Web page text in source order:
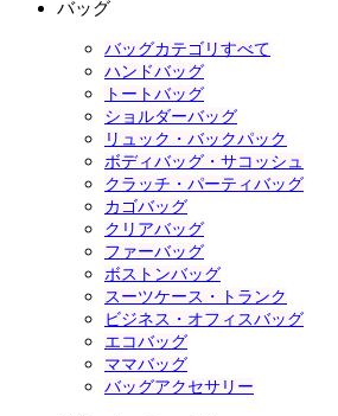
バッグ
バッグカテゴリすべて
ハンドバッグ
トートバッグ
ショルダーバッグ
リュック・バックパック
ボディバッグ・サコッシュ
クラッチ・パーティバッグ
カゴバッグ
クリアバッグ
ファーバッグ
ボストンバッグ
スーツケース・トランク
ビジネス・オフィスバッグ
エコバッグ
ママバッグ
バッグアクセサリー